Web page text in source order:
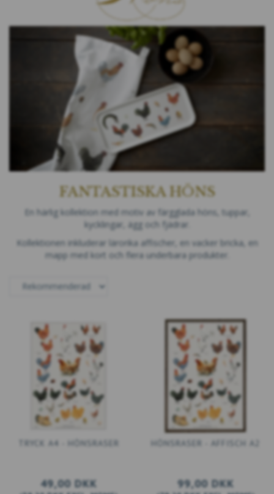
FANTASTISKA HÖNS
En härlig kollektion med motiv av färgglada höns, tuppar,
kycklingar, ägg och fjädrar.
Kollektionen inkluderar lärorika affischer, en vacker bricka, en
mapp med kort och flera underbara produkter.
TRYCK A4 - HÖNSRASER
49,00 DKK
HÖNSRASER - AFFISCH A2
99,00 DKK